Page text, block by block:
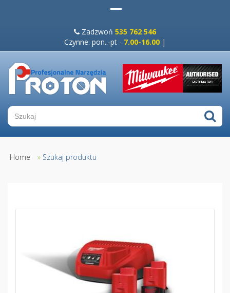
Zadzwoń 535 762 546
Czynne: pon..-pt - 7.00-16.00 |
Home » Szukaj produktu